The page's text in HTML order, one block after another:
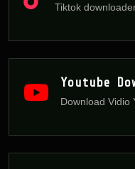
Tiktok
Youtube
Download Vidio